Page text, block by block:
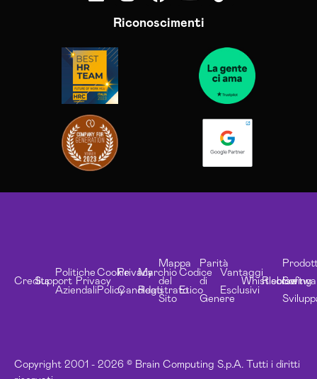
Riconoscimenti
Copyright 2001 - 2026 © Brain Computing S.p.A. Tutti i diritti
CreditsSupport
Politiche
Aziendali
Privacy
Cookie
Policy
Privacy
Candidati
Marchio
Registrato
Mappa
del
Sito
Codice
Etico
Parità
di
Genere
Vantaggi
Esclusivi
Whistleblowing
Risorse